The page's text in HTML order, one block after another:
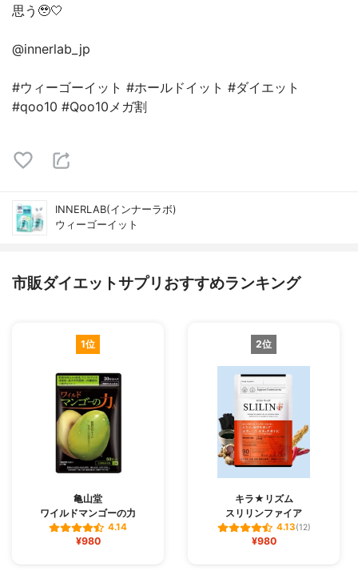
思う🥹🤍
@innerlab_jp
#ウィーゴーイット #ホールドイット #ダイエット
#qoo10 #Qoo10メガ割
INNERLAB(インナーラボ)
ウィーゴーイット
市販ダイエットサプリおすすめランキング
1位
亀山堂
ワイルドマンゴーの力
4.14
¥980
2位
キラ★リズム
スリリンファイア
4.13(12)
¥980